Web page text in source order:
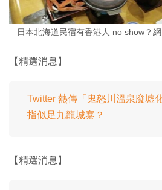
日本北海道民宿有香港人 no show？
【精選消息】
Twitter 熱傳「鬼怒川溫泉廢墟
指似足九龍城寨？
【精選消息】